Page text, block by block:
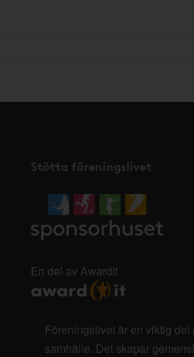
Stötta föreningslivet
En del av AwardIt
Föreningslivet är en viktig del
samhälle. Det skapar